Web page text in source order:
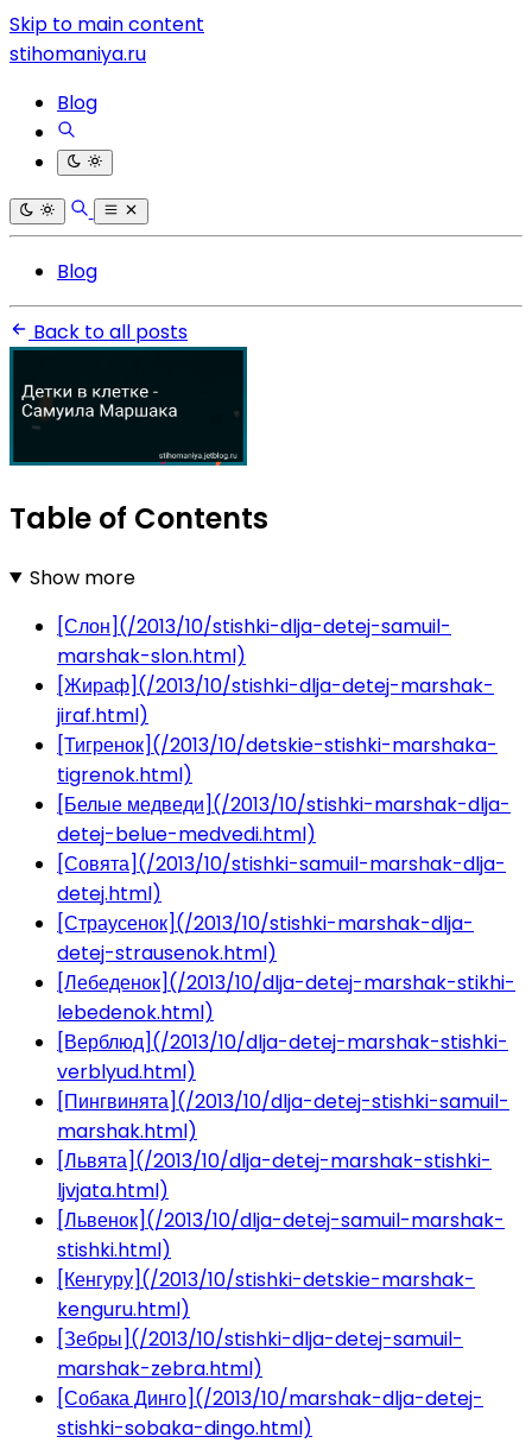
Skip to main content
stihomaniya.ru
Blog
Blog
Back to all posts
Table of Contents
Show more
[Слон](/2013/10/stishki-dlja-detej-samuil-
marshak-slon.html)
[Жираф](/2013/10/stishki-dlja-detej-marshak-
jiraf.html)
[Тигренок](/2013/10/detskie-stishki-marshaka-
tigrenok.html)
[Белые медведи](/2013/10/stishki-marshak-dlja-
detej-belue-medvedi.html)
[Совята](/2013/10/stishki-samuil-marshak-dlja-
detej.html)
[Страусенок](/2013/10/stishki-marshak-dlja-
detej-strausenok.html)
[Лебеденок](/2013/10/dlja-detej-marshak-stikhi-
lebedenok.html)
[Верблюд](/2013/10/dlja-detej-marshak-stishki-
verblyud.html)
[Пингвинята](/2013/10/dlja-detej-stishki-samuil-
marshak.html)
[Львята](/2013/10/dlja-detej-marshak-stishki-
ljvjata.html)
[Львенок](/2013/10/dlja-detej-samuil-marshak-
stishki.html)
[Кенгуру](/2013/10/stishki-detskie-marshak-
kenguru.html)
[Зебры](/2013/10/stishki-dlja-detej-samuil-
marshak-zebra.html)
[Собака Динго](/2013/10/marshak-dlja-detej-
stishki-sobaka-dingo.html)